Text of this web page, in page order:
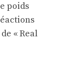
poids
« Real